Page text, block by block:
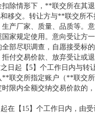
除情形下，**联交所在其
移交。转让方与**联交所
产厂家、质量、品质等。
家规定使用。意向受让方
部尽职调查，自愿接受标
付交易价款、放弃受让或
日起【5】个工作日内与
联交所指定账户（**联交
限内全额交纳交易价款的
在【15】个工作日内，由